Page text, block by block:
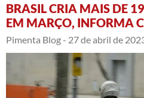
BRASIL CRIA MAIS DE
EM MARÇO, INFORMA
Pimenta Blog - 27 de abril de